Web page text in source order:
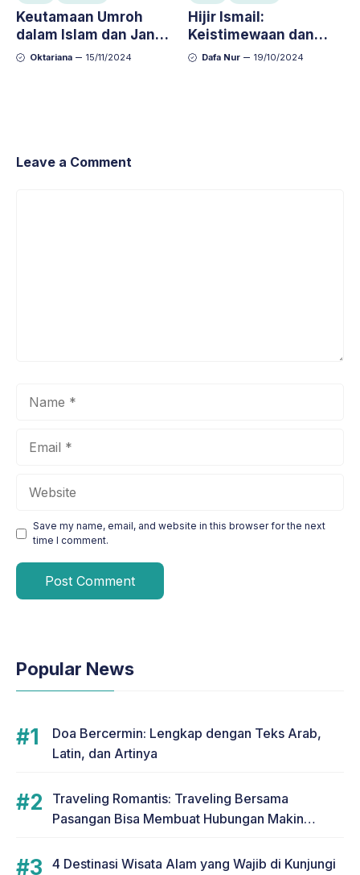
Keutamaan Umroh
dalam Islam dan Janji
Allah bagi Hamba
Oktariana 15/11/2024
Hijir Ismail:
Keistimewaan dan
Keutamaannya dalam
Dafa Nur 19/10/2024
Leave a Comment
Save my name, email, and website in this browser for the next
time I comment.
Popular News
Doa Bercermin: Lengkap dengan Teks Arab,
Latin, dan Artinya
Traveling Romantis: Traveling Bersama
Pasangan Bisa Membuat Hubungan Makin
4 Destinasi Wisata Alam yang Wajib di Kunjungi